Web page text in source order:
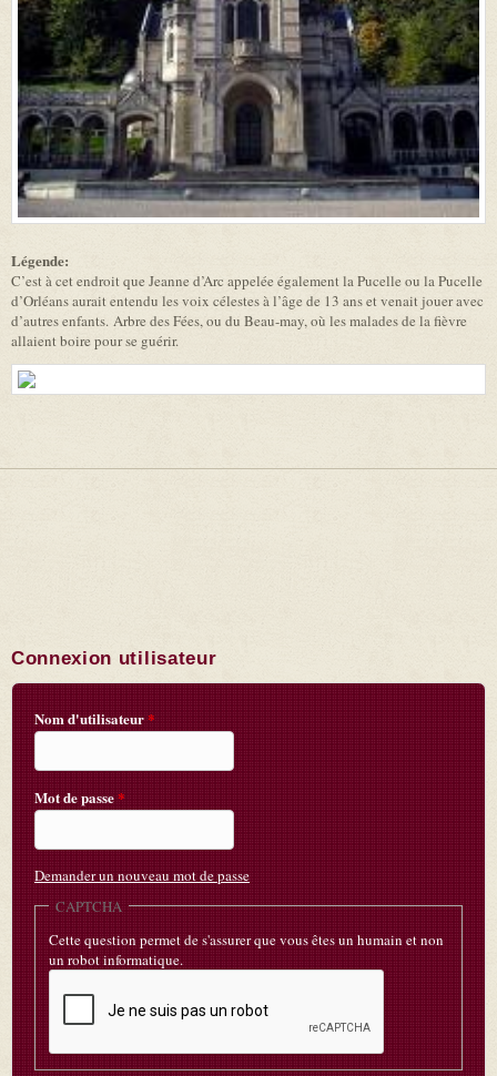
Légende:
C’est à cet endroit que Jeanne d’Arc appelée également la Pucelle ou la Pucelle
d’Orléans aurait entendu les voix célestes à l’âge de 13 ans et venait jouer avec
d’autres enfants. Arbre des Fées, ou du Beau-may, où les malades de la fièvre
allaient boire pour se guérir.
Connexion utilisateur
Nom d'utilisateur*
Mot de passe*
Demander un nouveau mot de passe
CAPTCHA
Cette question permet de s'assurer que vous êtes un humain et non
un robot informatique.